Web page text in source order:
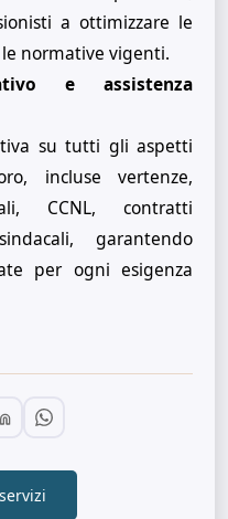
a ottimizzare le
normative vigenti.
e assistenza
su tutti gli aspetti
incluse vertenze,
CCNL, contratti
garantendo
per ogni esigenza